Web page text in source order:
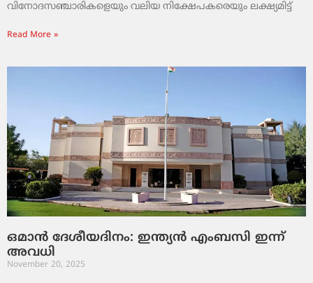
വിനോദസഞ്ചാരികളെയും വലിയ നിക്ഷേപകരെയും ലക്ഷ്യമിട്ട്
Read More »
ഒമാൻ ദേശീയദിനം: ഇന്ത്യൻ എംബസി ഇന്ന്
അവധി
November 20, 2025